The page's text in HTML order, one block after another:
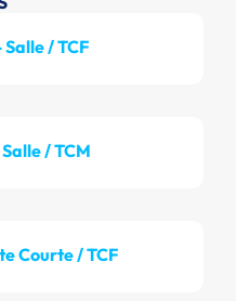
/ TCF
/ TCM
Courte / TCF